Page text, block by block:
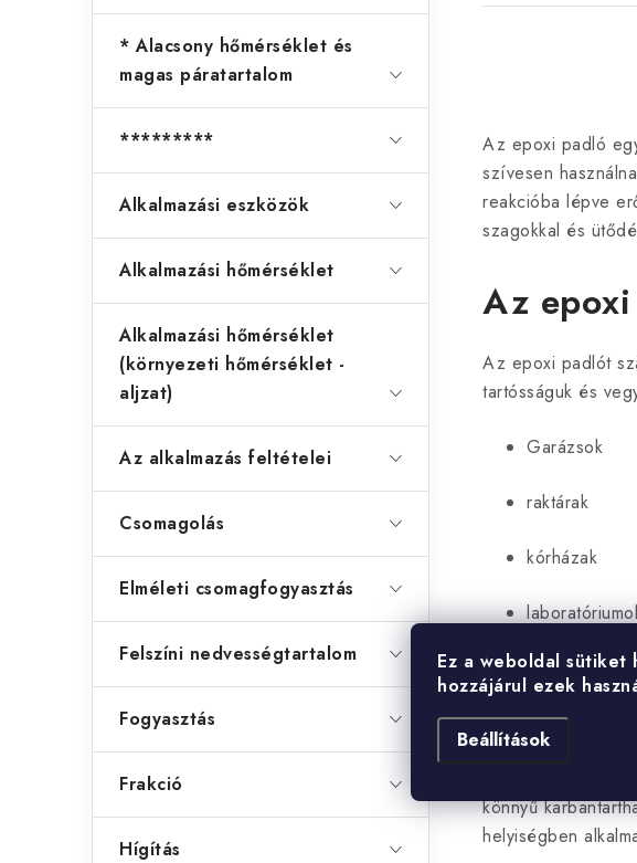
Ez a weboldal sütiket
hozzájárul ezek
Beállítások
* Alacsony hőmérséklet és
magas páratartalom
*********
Alkalmazási eszközök
Alkalmazási hőmérséklet
Alkalmazási hőmérséklet
(környezeti hőmérséklet -
aljzat)
Az alkalmazás feltételei
Csomagolás
Elméleti csomagfogyasztás
Felszíni nedvességtartalom
Fogyasztás
Frakció
Hígítás
i
s
t
a
r
á
n
e
e
m
e
Az epoxi padló
szívesen
reakcióba lépve
szagokkal és
Az
Az epoxi padlót
tartósságuk és
Garázsok
raktárak
kórházak
egyéb ipari
Egyre
könnyű
helyiségben